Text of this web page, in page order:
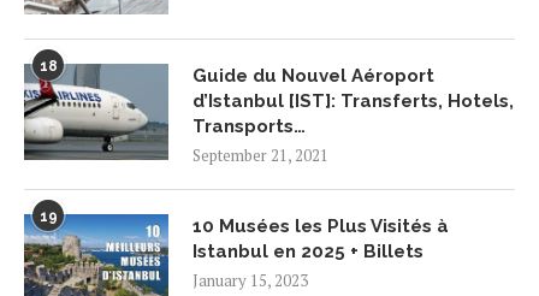
18
Guide du Nouvel Aéroport
d’Istanbul [IST]: Transferts, Hotels,
Transports…
September 21, 2021
19
10 Musées les Plus Visités à
Istanbul en 2025 + Billets
January 15, 2023